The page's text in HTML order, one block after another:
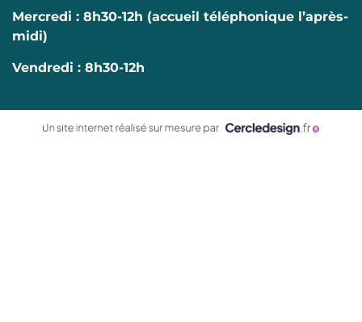
Mercredi : 8h30-12h (accueil téléphonique l’après-
midi)
Vendredi : 8h30-12h